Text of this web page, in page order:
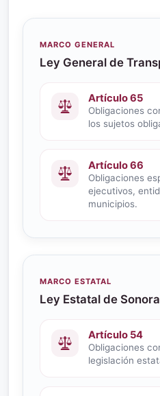
MARCO GENERAL
Ley General de
Artículo 65
Obligaciones
los sujetos
Artículo 66
Obligaciones
ejecutivos,
municipios.
MARCO ESTATAL
Ley Estatal de Sonora
Artículo 54
Obligaciones
legislación